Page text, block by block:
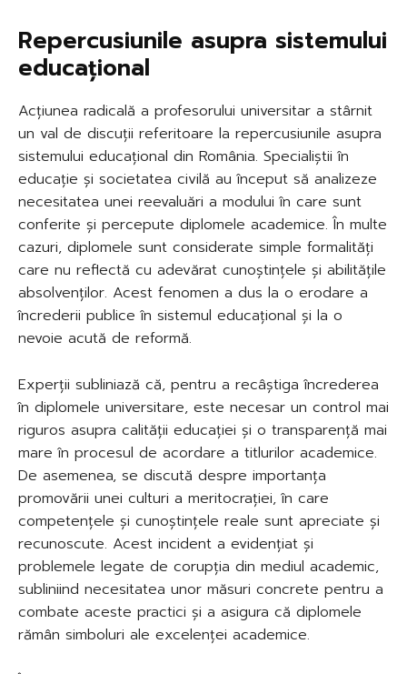
Repercusiunile asupra sistemului
educațional
Acțiunea radicală a profesorului universitar a stârnit
un val de discuții referitoare la repercusiunile asupra
sistemului educațional din România. Specialiștii în
educație și societatea civilă au început să analizeze
necesitatea unei reevaluări a modului în care sunt
conferite și percepute diplomele academice. În multe
cazuri, diplomele sunt considerate simple formalități
care nu reflectă cu adevărat cunoștințele și abilitățile
absolvenților. Acest fenomen a dus la o erodare a
încrederii publice în sistemul educațional și la o
nevoie acută de reformă.
Experții subliniază că, pentru a recâștiga încrederea
în diplomele universitare, este necesar un control mai
riguros asupra calității educației și o transparență mai
mare în procesul de acordare a titlurilor academice.
De asemenea, se discută despre importanța
promovării unei culturi a meritocrației, în care
competențele și cunoștințele reale sunt apreciate și
recunoscute. Acest incident a evidențiat și
problemele legate de corupția din mediul academic,
subliniind necesitatea unor măsuri concrete pentru a
combate aceste practici și a asigura că diplomele
rămân simboluri ale excelenței academice.